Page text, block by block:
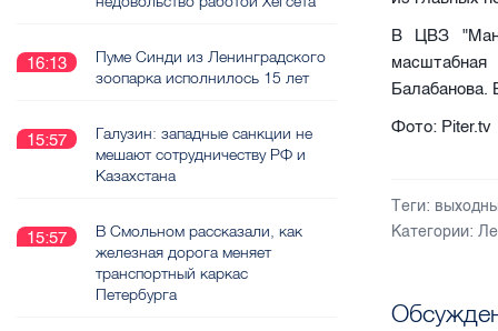
В ЦВЗ
масштабная
Балабанова.
Фото: Piter.tv
Теги:
Категории:
16:13
Пуме Синди из Ленинградского
зоопарка исполнилось 15 лет
15:57
Галузин: западные санкции не
мешают сотрудничеству РФ и
Казахстана
15:57
В Смольном рассказали, как
железная дорога меняет
транспортный каркас
Петербурга